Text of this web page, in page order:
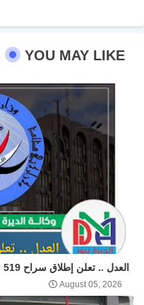
YOU MAY LIKE
العدل .. تعلن إطلاق سراح 519 نزيلاً خلال شهر تموز 2026 .
August 05, 2026